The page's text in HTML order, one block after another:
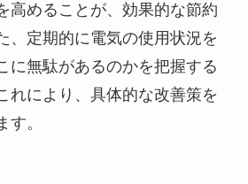
高めることが、効果的な節約
、定期的に電気の使用状況を
に無駄があるのかを把握する
れにより、具体的な改善策を
す。